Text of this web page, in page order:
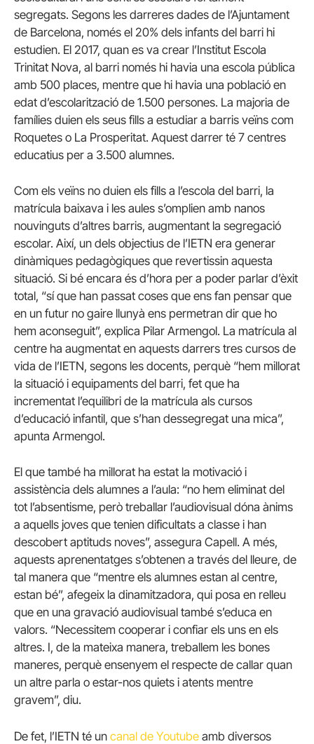
segregats. Segons les darreres dades de l’Ajuntament
de Barcelona, només el 20% dels infants del barri hi
estudien. El 2017, quan es va crear l’Institut Escola
Trinitat Nova, al barri només hi havia una escola pública
amb 500 places, mentre que hi havia una població en
edat d’escolarització de 1.500 persones. La majoria de
famílies duien els seus fills a estudiar a barris veïns com
Roquetes o La Prosperitat. Aquest darrer té 7 centres
educatius per a 3.500 alumnes.
Com els veïns no duien els fills a l’escola del barri, la
matrícula baixava i les aules s’omplien amb nanos
nouvinguts d’altres barris, augmentant la segregació
escolar. Així, un dels objectius de l’IETN era generar
dinàmiques pedagògiques que revertissin aquesta
situació. Si bé encara és d’hora per a poder parlar d’èxit
total, “sí que han passat coses que ens fan pensar que
en un futur no gaire llunyà ens permetran dir que ho
hem aconseguit”, explica Pilar Armengol. La matrícula al
centre ha augmentat en aquests darrers tres cursos de
vida de l’IETN, segons les docents, perquè “hem millorat
la situació i equipaments del barri, fet que ha
incrementat l’equilibri de la matrícula als cursos
d’educació infantil, que s’han dessegregat una mica”,
apunta Armengol.
El que també ha millorat ha estat la motivació i
assistència dels alumnes a l’aula: “no hem eliminat del
tot l’absentisme, però treballar l’audiovisual dóna ànims
a aquells joves que tenien dificultats a classe i han
descobert aptituds noves”, assegura Capell. A més,
aquests aprenentatges s’obtenen a través del lleure, de
tal manera que “mentre els alumnes estan al centre,
estan bé”, afegeix la dinamitzadora, qui posa en relleu
que en una gravació audiovisual també s’educa en
valors. “Necessitem cooperar i confiar els uns en els
altres. I, de la mateixa manera, treballem les bones
maneres, perquè ensenyem el respecte de callar quan
un altre parla o estar-nos quiets i atents mentre
gravem”, diu.
De fet, l’IETN té un canal de Youtube amb diversos